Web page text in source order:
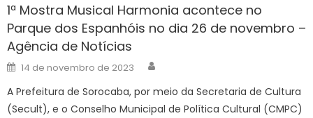
1ª Mostra Musical Harmonia acontece no
Parque dos Espanhóis no dia 26 de novembro –
Agência de Notícias
Posted
on
14 de novembro de 2023
A Prefeitura de Sorocaba, por meio da Secretaria de Cultura
(Secult), e o Conselho Municipal de Política Cultural (CMPC)